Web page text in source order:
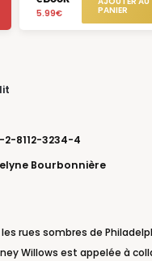
5.99€
2-8112-3234-4
Bourbonnière
rues sombres de
Willows est appelée à